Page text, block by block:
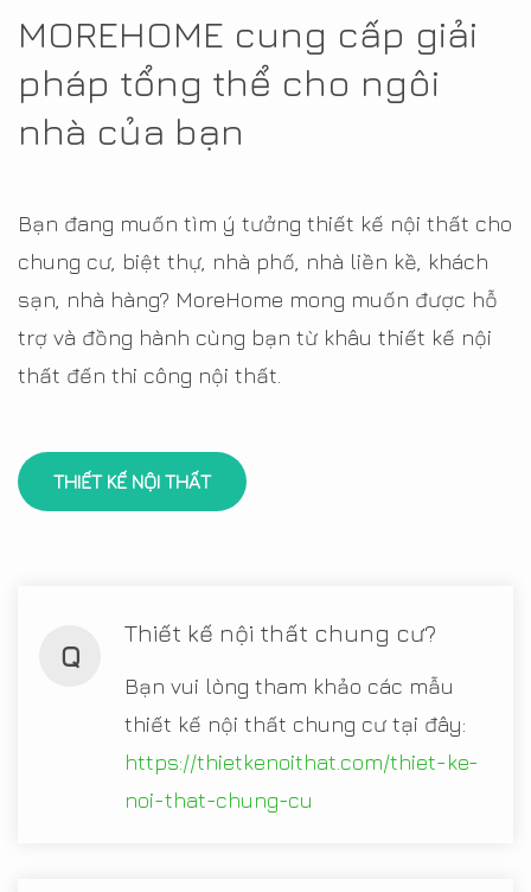
MOREHOME cung cấp giải
pháp tổng thể cho ngôi
nhà của bạn
Bạn đang muốn tìm ý tưởng thiết kế nội thất cho
chung cư, biệt thự, nhà phố, nhà liền kề, khách
sạn, nhà hàng? MoreHome mong muốn được hỗ
trợ và đồng hành cùng bạn từ khâu thiết kế nội
thất đến thi công nội thất.
THIẾT KẾ NỘI THẤT
Q
Thiết kế nội thất chung cư?
Bạn vui lòng tham khảo các mẫu
thiết kế nội thất chung cư tại đây:
https://thietkenoithat.com/thiet-ke-
noi-that-chung-cu